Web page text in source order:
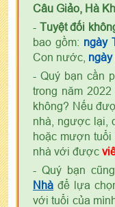
Câu Giảo, Hà
- Tuyệt đối
bao gồm: ngày
Con nước, ngày
- Quý bạn cần
trong năm
không? Nếu
nhà, ngược lại,
hoặc mượn
nhà với được
- Quý bạn
Nhà để lựa
với tuổi của